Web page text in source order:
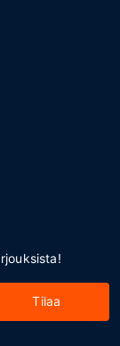
Tilaa